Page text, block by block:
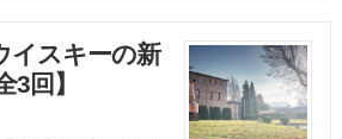
イスキーの新
回】